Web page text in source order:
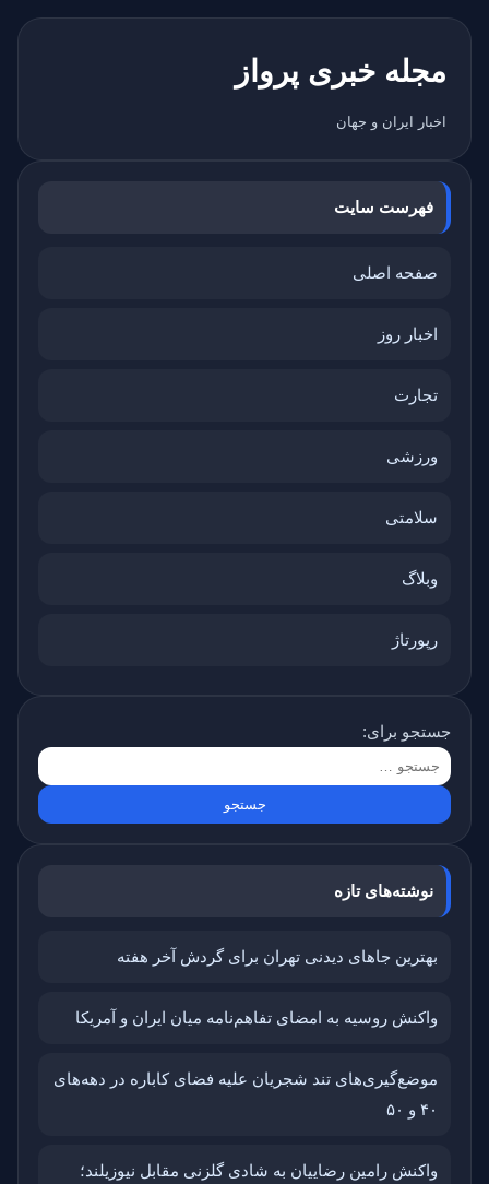
مجله خبری پرواز
اخبار ایران و جهان
فهرست سایت
صفحه اصلی
اخبار روز
تجارت
ورزشی
سلامتی
وبلاگ
رپورتاژ
جستجو برای:
نوشته‌های تازه
بهترین جاهای دیدنی تهران برای گردش آخر هفته
واکنش روسیه به امضای تفاهم‌نامه میان ایران و آمریکا
موضع‌گیری‌های تند شجریان علیه فضای کاباره در دهه‌های
۴۰ و ۵۰
واکنش رامین رضاییان به شادی گلزنی مقابل نیوزیلند؛